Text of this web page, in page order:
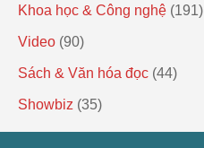
Khoa học & Công nghệ (191)
Video (90)
Sách & Văn hóa đọc (44)
Showbiz (35)